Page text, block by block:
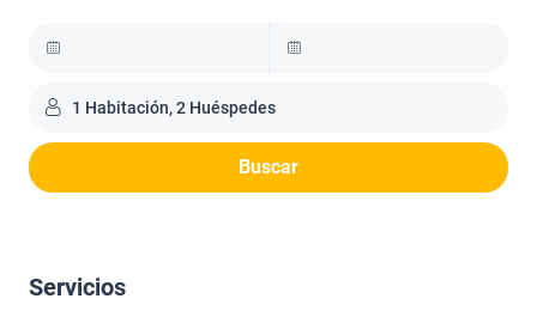
1 Habitación, 2 Huéspedes
Buscar
Servicios